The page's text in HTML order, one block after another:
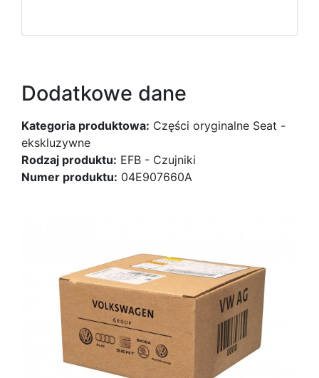
Dodatkowe dane
Kategoria produktowa: Części oryginalne Seat -
ekskluzywne
Rodzaj produktu: EFB - Czujniki
Numer produktu: 04E907660A